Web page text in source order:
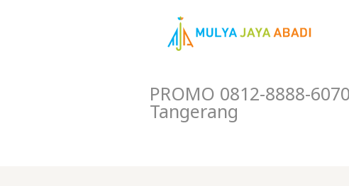
PROMO 0812-8888-
Tangerang